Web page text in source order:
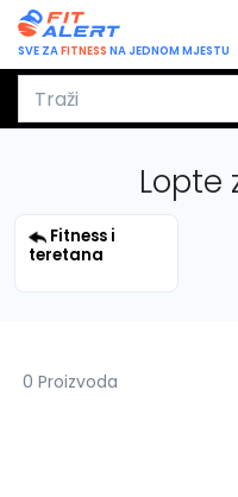
SVE ZAFITNESS NA JEDNOM MJESTU
Lopte
teretana
0 Proizvoda